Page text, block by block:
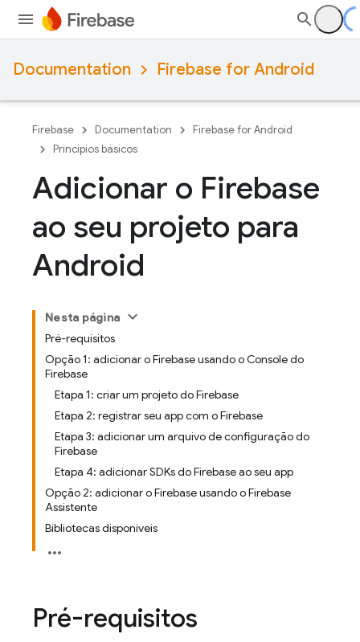
Documentation Firebase for Android
Firebase Documentation
Firebase for Android
Princípios básicos
Adicionar o Firebase
ao seu projeto para
Android
Nesta página
Pré-requisitos
Opção 1: adicionar o Firebase usando o Console do
Firebase
Etapa 1: criar um projeto do Firebase
Etapa 2: registrar seu app com o Firebase
Etapa 3: adicionar um arquivo de configuração do
Firebase
Etapa 4: adicionar SDKs do Firebase ao seu app
Opção 2: adicionar o Firebase usando o Firebase
Assistente
Bibliotecas disponíveis
Pré-requisitos